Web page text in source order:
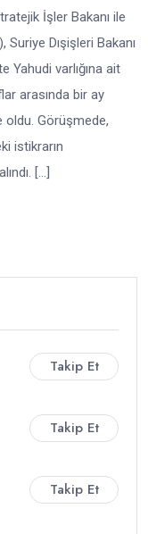
İşler Bakanı ile
Dışişleri Bakanı
Yahudi varlığına ait
arasında bir ay
oldu. Görüşmede,
istikrarın
[…]
Takip Et
Takip Et
Takip Et